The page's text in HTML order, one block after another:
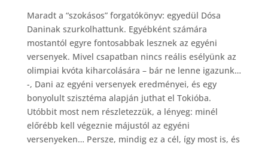
Maradt a “szokásos” forgatókönyv: egyedül Dósa
Daninak szurkolhattunk. Egyébként számára
mostantól egyre fontosabbak lesznek az egyéni
versenyek. Mivel csapatban nincs reális esélyünk az
olimpiai kvóta kiharcolására – bár ne lenne igazunk…
-, Dani az egyéni versenyek eredményei, és egy
bonyolult szisztéma alapján juthat el Tokióba.
Utóbbit most nem részletezzük, a lényeg: minél
előrébb kell végeznie májustól az egyéni
versenyeken… Persze, mindig ez a cél, így most is, és